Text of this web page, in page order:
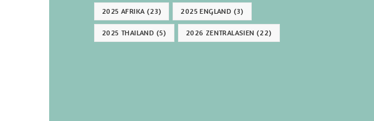
2025 AFRIKA(23) 2025 ENGLAND (3)
2025 THAILAND (5) 2026 ZENTRALASIEN (22)